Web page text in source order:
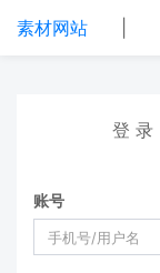
素材网站
登 录
账号